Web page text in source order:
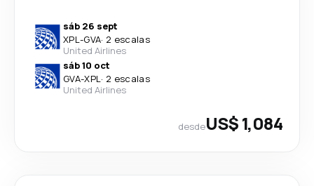
sáb 26 sept
XPL-GVA· 2 escalas
United Airlines
sáb 10 oct
GVA-XPL· 2 escalas
United Airlines
desdeUS$ 1,084